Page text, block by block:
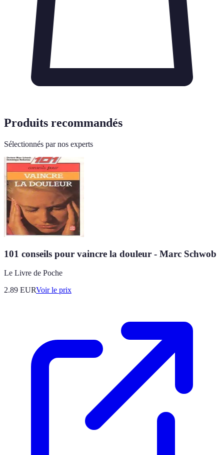
Produits recommandés
Sélectionnés par nos experts
101 conseils pour vaincre la douleur - Marc Schwob
Le Livre de Poche
2.89 EURVoir le prix